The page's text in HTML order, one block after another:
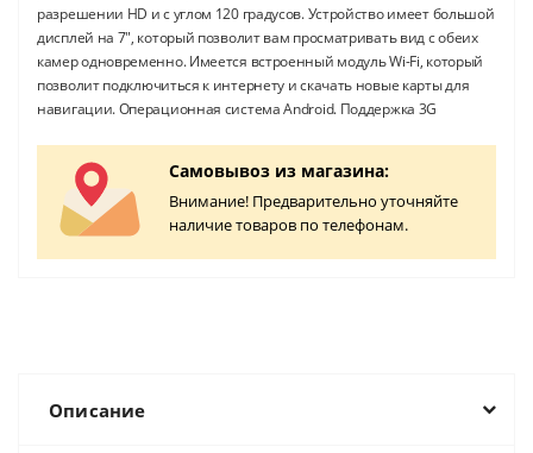
разрешении HD и с углом 120 градусов. Устройство имеет большой
дисплей на 7", который позволит вам просматривать вид с обеих
камер одновременно. Имеется встроенный модуль Wi-Fi, который
позволит подключиться к интернету и скачать новые карты для
навигации. Операционная система Android. Поддержка 3G
Самовывоз из магазина:
Внимание! Предварительно уточняйте
наличие товаров по телефонам.
Описание